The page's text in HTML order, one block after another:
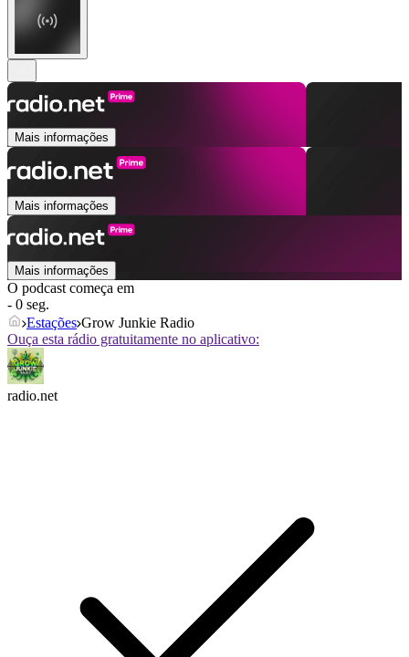
Mais informações
Mais informações
Mais informações
O podcast começa em
- 0 seg.
Estações Grow Junkie Radio
Ouça esta rádio gratuitamente no aplicativo:
radio.net